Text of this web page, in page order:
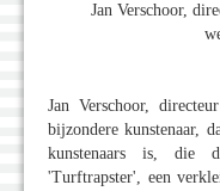
Jan Verschoor,
Jan Verschoor,
bijzondere kunstenaar,
kunstenaars is, die
'Turftrapster', een